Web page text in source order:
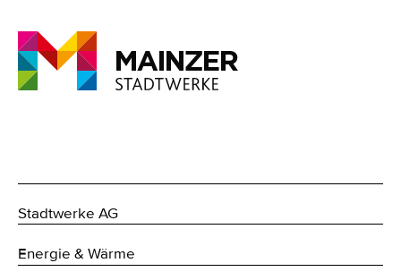
Stadtwerke AG
Energie & Wärme